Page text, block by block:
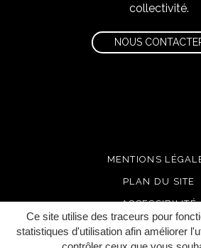
Ce site utilise des traceurs pour
statistiques d'utilisation afin améliorer
collectivité.
NOUS
MENTIONS
PLAN DU SITE
ACCESSIBILITÉ
CRÉDITS